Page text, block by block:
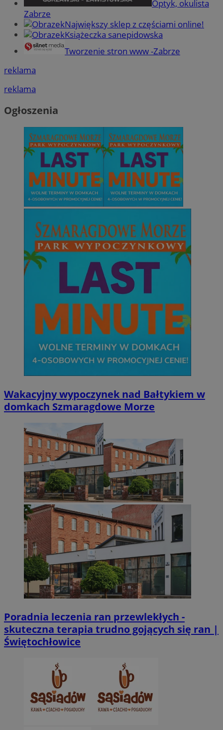
Optyk, okulista
Zabrze
Największy sklep z częściami online!
Książeczka sanepidowska
Tworzenie stron www -Zabrze
reklama
reklama
Ogłoszenia
Wakacyjny wypoczynek nad Bałtykiem w
domkach Szmaragdowe Morze
Poradnia leczenia ran przewlekłych -
skuteczna terapia trudno gojących się ran |
Świętochłowice